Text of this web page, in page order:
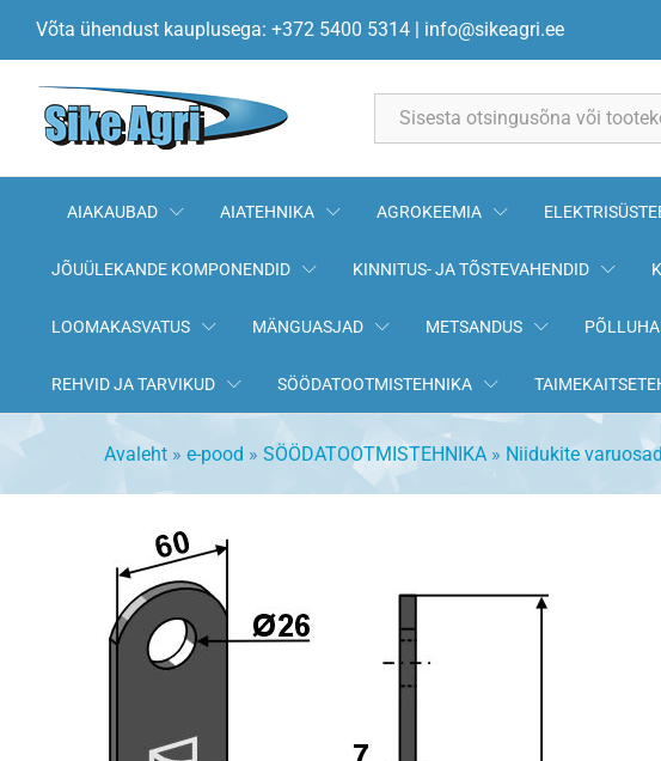
Võta ühendust kauplusega: +372 5400 5314 | info@sikeagri.ee
AIAKAUBAD AIATEHNIKA AGROKEEMIA
JÕUÜLEKANDE KOMPONENDID KINNITUS- JA TÕSTEVAHENDID
LOOMAKASVATUS MÄNGUASJAD METSANDUS
REHVID JA TARVIKUD SÖÖDATOOTMISTEHNIKA
Avaleht » e-pood » SÖÖDATOOTMISTEHNIKA » Niidukite varuosad
Y-tera 60x7x244